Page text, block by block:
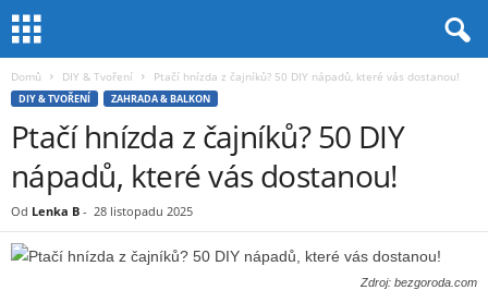
Domů DIY & Tvoření Ptačí hnízda z čajníků? 50 DIY nápadů, které vás dostanou!
DIY & TVOŘENÍ ZAHRADA & BALKON
Ptačí hnízda z čajníků? 50 DIY
nápadů, které vás dostanou!
Od Lenka B - 28 listopadu 2025
Zdroj: bezgoroda.com